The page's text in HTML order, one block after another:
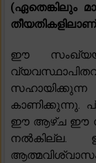
(ഏതെങ്കിലും
തീയതികളിലാണ്
ഈ
കാണിക്കുന്നു.
ഈ ആഴ്ച ഈ
ആത്മവിശ്വാസം